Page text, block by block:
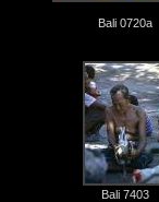
Bali 0720a
Bali 7403